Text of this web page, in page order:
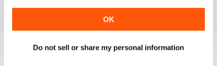
OK
Do not sell or share my personal information
Vista|Al carrello
Vista|Al carrello
Vista|Al carrello